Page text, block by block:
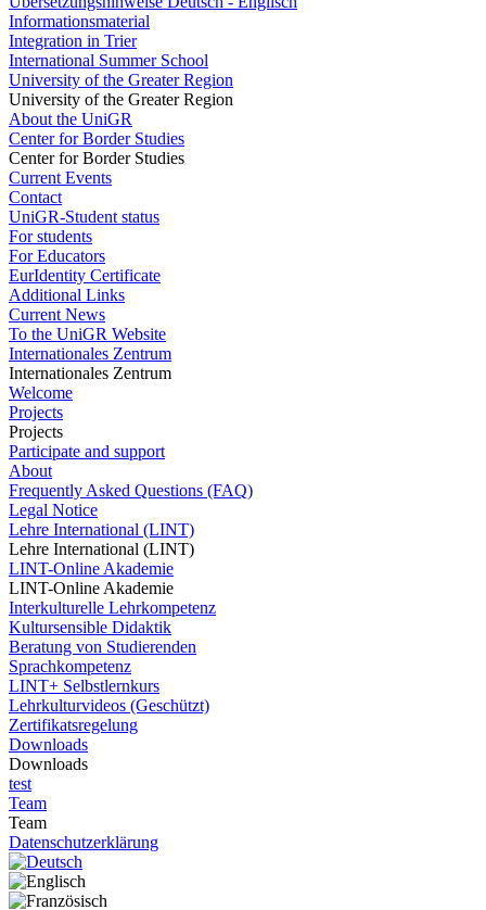
Informationsmaterial
Integration in Trier
International Summer School
University of the Greater Region
University of the Greater Region
About the UniGR
Center for Border Studies
Center for Border Studies
Current Events
Contact
UniGR-Student status
For students
For Educators
EurIdentity Certificate
Additional Links
Current News
To the UniGR Website
Internationales Zentrum
Internationales Zentrum
Welcome
Projects
Projects
Participate and support
About
Frequently Asked Questions (FAQ)
Legal Notice
Lehre International (LINT)
Lehre International (LINT)
LINT-Online Akademie
LINT-Online Akademie
Interkulturelle Lehrkompetenz
Kultursensible Didaktik
Beratung von Studierenden
Sprachkompetenz
LINT+ Selbstlernkurs
Lehrkulturvideos (Geschützt)
Zertifikatsregelung
Downloads
Downloads
test
Team
Team
Datenschutzerklärung